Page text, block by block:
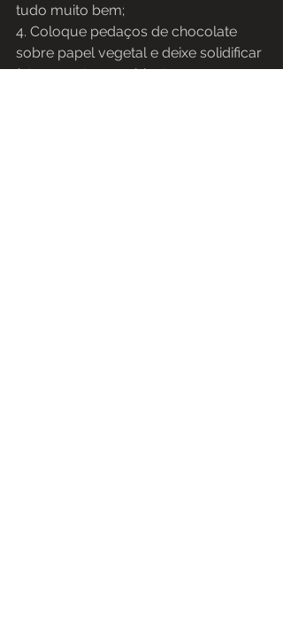
tudo muito bem;
4. Coloque pedaços de chocolate
sobre papel vegetal e deixe solidificar
à temperatura ambiente.